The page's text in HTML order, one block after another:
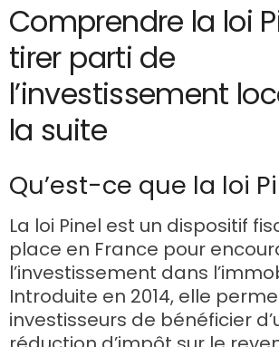
Comprendre la loi
tirer parti de
l’investissement
la suite
Qu’est-ce que la loi
La loi Pinel est un dispositif
place en France pour
l’investissement dans
Introduite en 2014, elle
investisseurs de bénéficier